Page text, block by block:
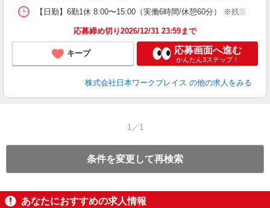
【日勤】6勤1休 8:00〜15:00（実働6時間/休憩60分） ※残業目安
応募締め切り2026/12/31 23:59まで
キープ 応募画面へ進む
かんたん3ステップ！
株式会社日本ワークプレイス の他の求人をみる
1／1
条件を変更して再検索
あなたにおすすめの求人情報